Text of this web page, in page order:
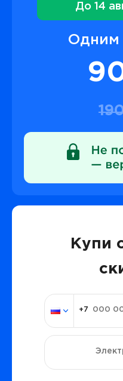
До 14
Одним
Купи